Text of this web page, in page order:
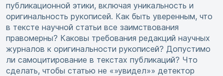
публикационной этики, включая уникальность и
оригинальность рукописей. Как быть уверенным, что
в тексте научной статьи все заимствования
правомерны? Каковы требования редакций научных
журналов к оригинальности рукописей? Допустимо
ли самоцитирование в текстах публикаций? Что
сделать, чтобы статью не «»увидел»» детектор